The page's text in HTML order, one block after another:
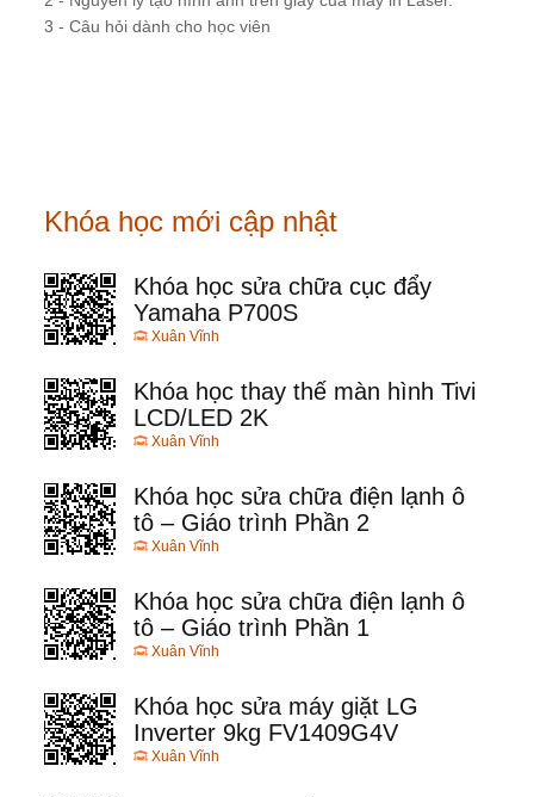
3 - Câu hỏi dành cho học viên
Khóa học mới cập nhật
Khóa học sửa chữa cục đẩy
Yamaha P700S
Xuân Vĩnh
Khóa học thay thế màn hình Tivi
LCD/LED 2K
Xuân Vĩnh
Khóa học sửa chữa điện lạnh ô
tô – Giáo trình Phần 2
Xuân Vĩnh
Khóa học sửa chữa điện lạnh ô
tô – Giáo trình Phần 1
Xuân Vĩnh
Khóa học sửa máy giặt LG
Inverter 9kg FV1409G4V
Xuân Vĩnh